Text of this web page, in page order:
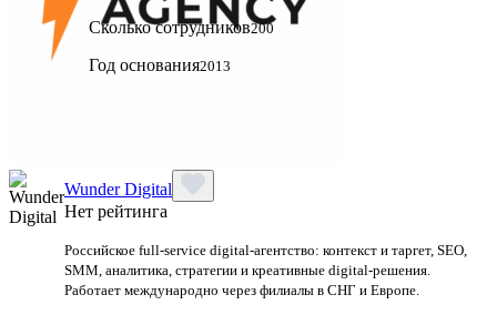
Сколько сотрудников200
Год основания2013
Wunder Digital
Нет рейтинга
Российское full-service digital-агентство: контекст и таргет, SEO,
SMM, аналитика, стратегии и креативные digital-решения.
Работает международно через филиалы в СНГ и Европе.